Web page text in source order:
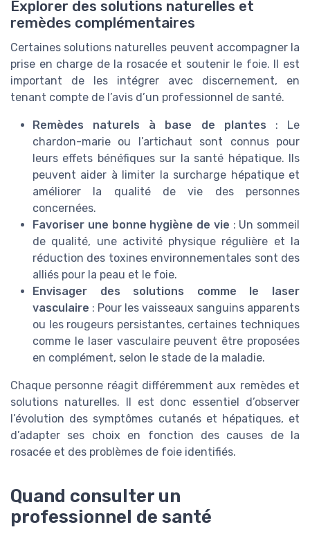
Explorer des solutions naturelles et
remèdes complémentaires
Certaines solutions naturelles peuvent accompagner la
prise en charge de la rosacée et soutenir le foie. Il est
important de les intégrer avec discernement, en
tenant compte de l’avis d’un professionnel de santé.
Remèdes naturels à base de plantes : Le
chardon-marie ou l’artichaut sont connus pour
leurs effets bénéfiques sur la santé hépatique. Ils
peuvent aider à limiter la surcharge hépatique et
améliorer la qualité de vie des personnes
concernées.
Favoriser une bonne hygiène de vie : Un sommeil
de qualité, une activité physique régulière et la
réduction des toxines environnementales sont des
alliés pour la peau et le foie.
Envisager des solutions comme le laser
vasculaire : Pour les vaisseaux sanguins apparents
ou les rougeurs persistantes, certaines techniques
comme le laser vasculaire peuvent être proposées
en complément, selon le stade de la maladie.
Chaque personne réagit différemment aux remèdes et
solutions naturelles. Il est donc essentiel d’observer
l’évolution des symptômes cutanés et hépatiques, et
d’adapter ses choix en fonction des causes de la
rosacée et des problèmes de foie identifiés.
Quand consulter un
professionnel de santé